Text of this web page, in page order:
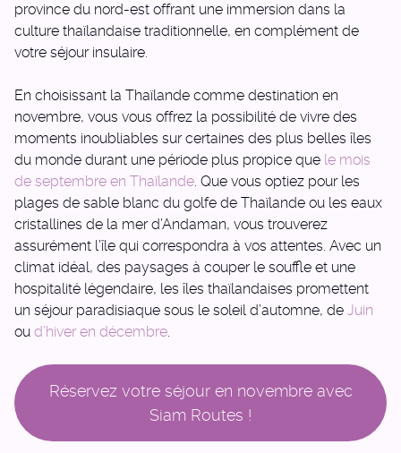
province du nord-est offrant une immersion dans la
culture thaïlandaise traditionnelle, en complément de
votre séjour insulaire.
En choisissant la Thaïlande comme destination en
novembre, vous vous offrez la possibilité de vivre des
moments inoubliables sur certaines des plus belles îles
du monde durant une période plus propice que le mois
de septembre en Thaïlande. Que vous optiez pour les
plages de sable blanc du golfe de Thaïlande ou les eaux
cristallines de la mer d’Andaman, vous trouverez
assurément l’île qui correspondra à vos attentes. Avec un
climat idéal, des paysages à couper le souffle et une
hospitalité légendaire, les îles thaïlandaises promettent
un séjour paradisiaque sous le soleil d’automne, de Juin
ou d’hiver en décembre.
Réservez votre séjour en novembre avec
Siam Routes !